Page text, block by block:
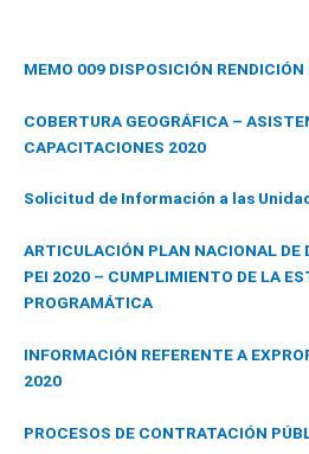
MEMO 009 DISPOSICIÓN RENDICIÓN
COBERTURA GEOGRÁFICA –
CAPACITACIONES 2020
Solicitud de Información a las
ARTICULACIÓN PLAN NACIONAL DE
PEI 2020 – CUMPLIMIENTO DE LA
PROGRAMÁTICA
INFORMACIÓN REFERENTE A
2020
PROCESOS DE CONTRATACIÓN